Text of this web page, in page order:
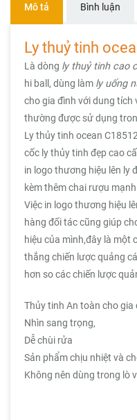
Mô tả Bình luận
Ly thuỷ tinh
Là dòng ly thuỷ tinh cao
hi ball, dùng làm ly uống
cho gia đình với dung tích
thường được sử dụng
Ly thủy tinh ocean
cốc ly thủy tinh đẹp cao
in logo thương hiệu lên ly
kèm thêm chai rượu
Việc in logo thương hiệu
hàng đối tác cũng giúp
hiệu của mình,đây là một
thắng chiến lược quảng
hơn so các chiến lược
Thủy tinh An toàn cho gia
Nhìn sang trọng,
Dễ chùi rửa
Sản phẩm chịu nhiệt và
Không nên dùng trong lò